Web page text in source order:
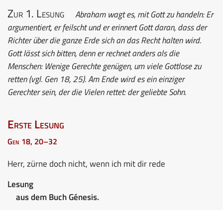
Zur 1. Lesung
Abraham wagt es, mit Gott zu handeln: Er
argumentiert, er feilscht und er erinnert Gott daran, dass der
Richter über die ganze Erde sich an das Recht halten wird.
Gott lässt sich bitten, denn er rechnet anders als die
Menschen: Wenige Gerechte genügen, um viele Gottlose zu
retten (vgl. Gen 18, 25). Am Ende wird es ein einziger
Gerechter sein, der die Vielen rettet: der geliebte Sohn.
Erste Lesung
Gen 18, 20–32
Herr, zürne doch nicht, wenn ich mit dir rede
Lesung
aus dem Buch Génesis.